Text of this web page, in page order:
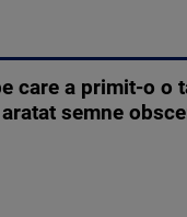
care a primit-o o
semne